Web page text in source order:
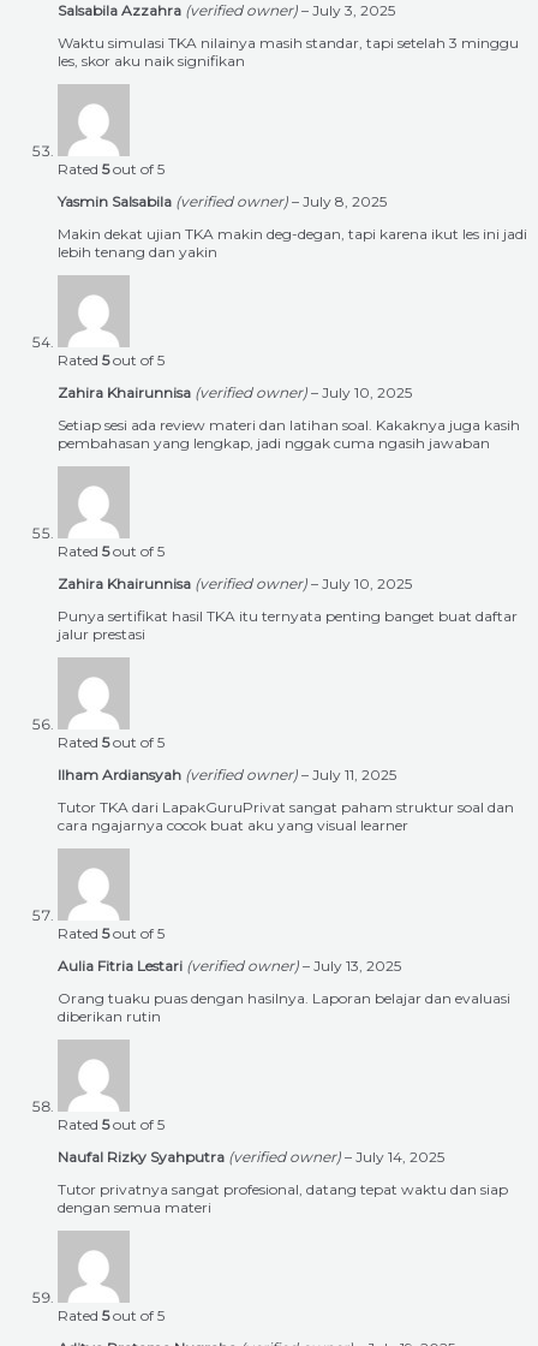
Salsabila Azzahra (verified owner) – July 3, 2025
Waktu simulasi TKA nilainya masih standar, tapi setelah 3 minggu
les, skor aku naik signifikan
Rated 5out of 5
Yasmin Salsabila (verified owner) – July 8, 2025
Makin dekat ujian TKA makin deg-degan, tapi karena ikut les ini jadi
lebih tenang dan yakin
Rated 5out of 5
Zahira Khairunnisa (verified owner) – July 10, 2025
Setiap sesi ada review materi dan latihan soal. Kakaknya juga kasih
pembahasan yang lengkap, jadi nggak cuma ngasih jawaban
Rated 5out of 5
Zahira Khairunnisa (verified owner) – July 10, 2025
Punya sertifikat hasil TKA itu ternyata penting banget buat daftar
jalur prestasi
Rated 5out of 5
Ilham Ardiansyah (verified owner) – July 11, 2025
Tutor TKA dari LapakGuruPrivat sangat paham struktur soal dan
cara ngajarnya cocok buat aku yang visual learner
Rated 5out of 5
Aulia Fitria Lestari (verified owner) – July 13, 2025
Orang tuaku puas dengan hasilnya. Laporan belajar dan evaluasi
diberikan rutin
Rated 5out of 5
Naufal Rizky Syahputra (verified owner) – July 14, 2025
Tutor privatnya sangat profesional, datang tepat waktu dan siap
dengan semua materi
Rated 5out of 5